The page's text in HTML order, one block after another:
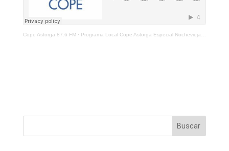
Cope Astorga 87.6 FM· Programa Local Cope Astorga Especial Nochevieja 31 de Diciembre 2021